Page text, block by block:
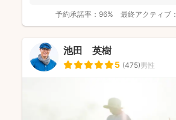
予約承諾率： 96% 最終アクティブ：
池田 英樹
5 (475)男性